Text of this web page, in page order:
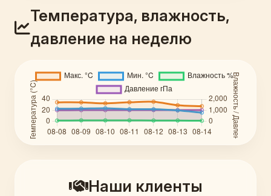
Температура, влажность,
давление на неделю
Наши клиенты